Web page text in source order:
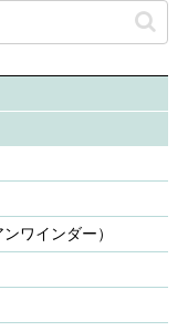
ワインダー）